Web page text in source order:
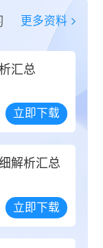
更多资料
汇总
立即下载
解析汇总
立即下载